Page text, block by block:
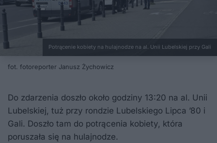
Potrącenie kobiety na hulajnodze na al. Unii Lubelskiej przy Gali
fot. fotoreporter Janusz Żychowicz
Do zdarzenia doszło około godziny 13:20 na al. Unii
Lubelskiej, tuż przy rondzie Lubelskiego Lipca ’80 i
Gali. Doszło tam do potrącenia kobiety, która
poruszała się na hulajnodze.